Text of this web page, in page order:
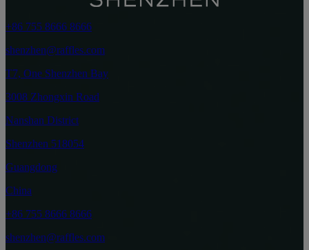
+86 755 8666 8666
shenzhen@raffles.com
T7, One Shenzhen Bay
3008 Zhongxin Road
Nanshan District
Shenzhen 518054
Guangdong
China
+86 755 8666 8666
shenzhen@raffles.com